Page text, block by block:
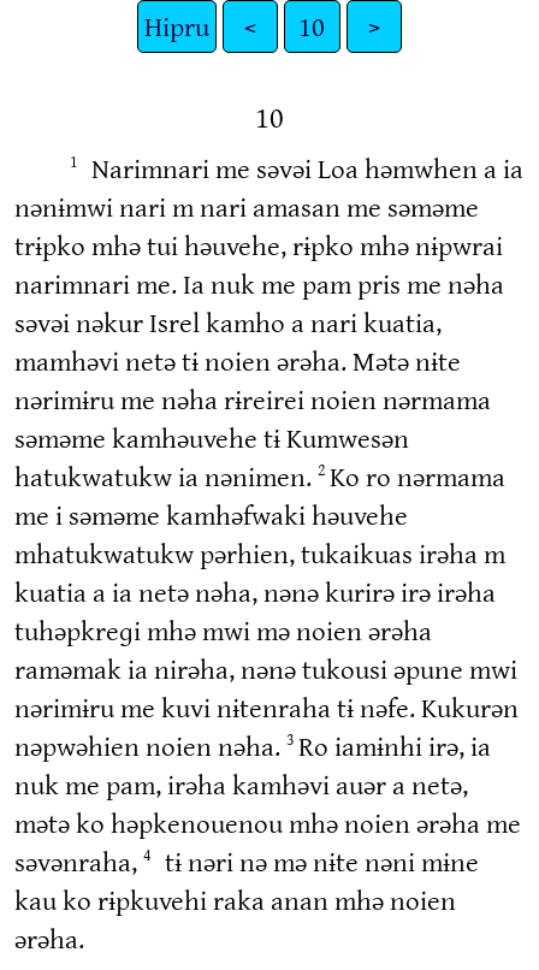
Hipru < 10 >
10
1
Narimnari me səvəi Loa həmwhen a ia
nənɨmwi nari m nari amasan me səməme
trɨpko mhə tui həuvehe, rɨpko mhə nɨpwrai
narimnari me. Ia nuk me pam pris me nəha
səvəi nəkur Isrel kamho a nari kuatia,
mamhəvi netə tɨ noien ərəha. Mətə nɨte
nərimɨru me nəha rɨreirei noien nərmama
səməme kamhəuvehe tɨ Kumwesən
hatukwatukw ia nənimen. 2 Ko ro nərmama
me i səməme kamhəfwaki həuvehe
mhatukwatukw pərhien, tukaikuas irəha m
kuatia a ia netə nəha, nənə kurirə irə irəha
tuhəpkreɡi mhə mwi mə noien ərəha
raməmak ia nirəha, nənə tukousi əpune mwi
nərimɨru me kuvi nɨtenraha tɨ nəfe. Kukurən
nəpwəhien noien nəha. 3 Ro iamɨnhi irə, ia
nuk me pam, irəha kamhəvi auər a netə,
mətə ko həpkenouenou mhə noien ərəha me
səvənraha, 4
tɨ nəri nə mə nɨte nəni mɨne
kau ko rɨpkuvehi raka anan mhə noien
ərəha.